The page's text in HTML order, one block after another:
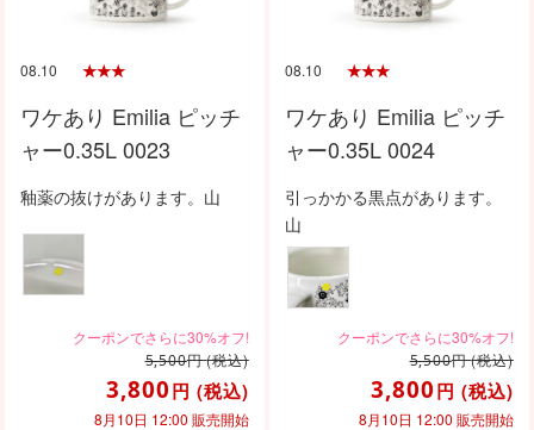
08.10
ワケあり Emilia ピッチ
ャー0.35L 0023
釉薬の抜けがあります。山
5,500円(税込)
3,800円 (税込)
8月10日 12:00 販売開始
08.10
ワケあり Emilia ピッチ
ャー0.35L 0024
引っかかる黒点があります。
山
5,500円(税込)
3,800円 (税込)
8月10日 12:00 販売開始